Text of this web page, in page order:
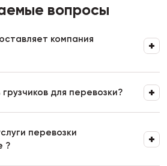
вопросы
компания
для перевозки?
перевозки
?